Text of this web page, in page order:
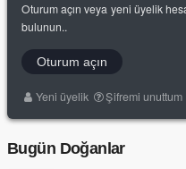
Oturum açın veya yeni üyelik
bulunun..
Oturum açın
Yeni üyelik Şifremi unuttum
Bugün Doğanlar